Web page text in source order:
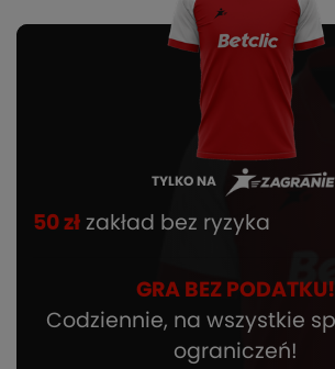
TYLKO NA
50 zł zakład bez ryzyka
GRA BEZ PODATKU!
Codziennie, na wszystkie
ograniczeń!